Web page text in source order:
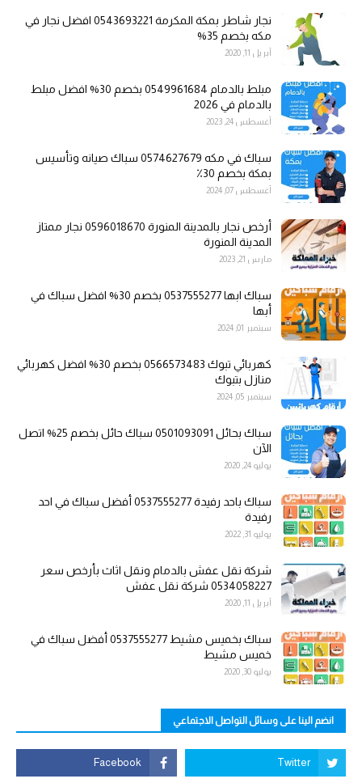
نجار شاطر بمكة المكرمة 0543693221 افضل نجار في
مكه بخصم 35%
أبريل 11, 2020
مبلط بالدمام 0549961684 بخصم 30% افضل مبلط
بالدمام في 2026
أغسطس 24, 2023
سباك في مكه 0574627679 سباك صيانه وتأسيس
بمكة بخصم 30٪
أغسطس 07, 2024
أرخص نجار بالمدينة المنورة 0596018670 نجار ممتاز
المدينة المنورة
مارس 21, 2023
سباك ابها 0537555277 بخصم 30% افضل سباك في
أبها
سبتمبر 01, 2024
كهربائي تبوك 0566573483 بخصم 30% افضل كهربائي
منازل بتبوك
سبتمبر 05, 2024
سباك بحائل 0501093091 سباك حائل بخصم 25% اتصل
الآن
يوليو 24, 2020
سباك باحد رفيدة 0537555277 أفضل سباك في احد
رفيدة
يوليو 31, 2022
شركة نقل عفش بالدمام ونقل اثاث بأرخص سعر
0534058227 شركة نقل عفش
أبريل 11, 2020
سباك بخميس مشيط 0537555277 أفضل سباك في
خميس مشيط
يوليو 30, 2020
انضم الينا على وسائل التواصل الاجتماعي